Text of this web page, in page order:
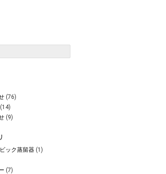
(76)
(14)
(9)
ック蒸留器 (1)
(7)